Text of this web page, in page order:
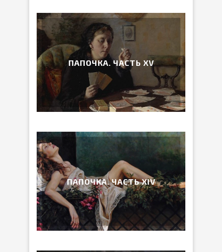
ПАПОЧКА. ЧАСТЬ ХV
ПАПОЧКА. ЧАСТЬ ХIV